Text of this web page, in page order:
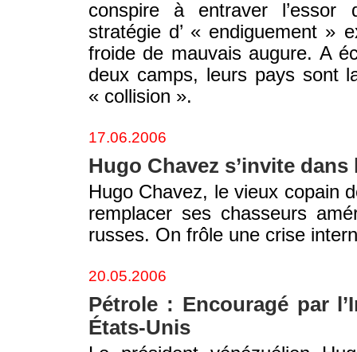
conspire à entraver l’essor
stratégie d’ « endiguement »
froide de mauvais augure. A
deux camps, leurs pays sont
« collision ».
17.06.2006
Hugo Chavez s’invite
Hugo Chavez, le vieux copain
remplacer ses chasseurs
russes. On frôle une crise
20.05.2006
Pétrole : Encouragé par
États-Unis